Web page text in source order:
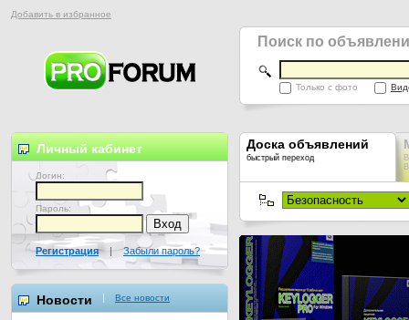
Добавить в избранное
Поиск по
Только с фото
Доска объявлений
быстрый переход
Личный кабинет
Логин:
Пароль:
Регистрация | Забыли пароль?
Новости Все новости